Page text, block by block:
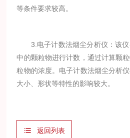
等条件要求较高。
3.电子计数法烟尘分析仪：该仪
中的颗粒物进行计数，通过计算颗
粒物的浓度。电子计数法烟尘分析
大小、形状等特性的影响较大。
返回列表